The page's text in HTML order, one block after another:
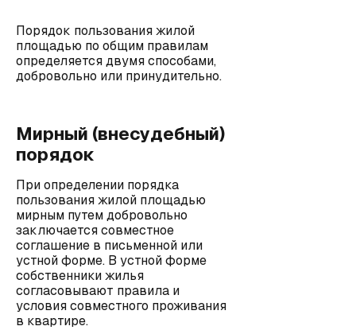
Порядок пользования жилой
площадью по общим правилам
определяется двумя способами,
добровольно или принудительно.
Мирный (внесудебный)
порядок
При определении порядка
пользования жилой площадью
мирным путем добровольно
заключается совместное
соглашение в письменной или
устной форме. В устной форме
собственники жилья
согласовывают правила и
условия совместного проживания
в квартире.